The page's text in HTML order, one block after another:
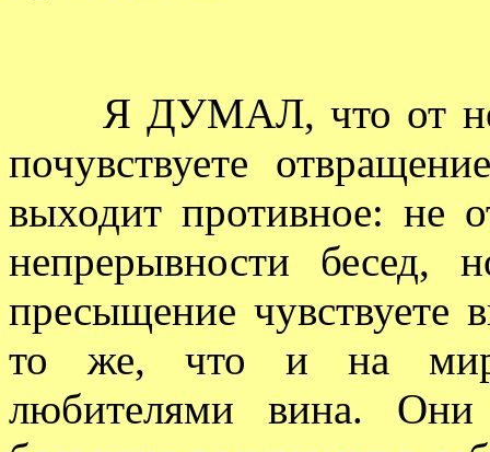
Я ДУМАЛ, что от
почувствуете
выходит противное: не
непрерывности бесед,
пресыщение чувствуете
то же, что и на
любителями вина.